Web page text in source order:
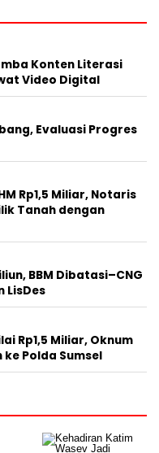
Konten Literasi
Video Digital
Evaluasi Progres
Rp1,5 Miliar, Notaris
Tanah dengan
BBM Dibatasi–CNG
LisDes
Rp1,5 Miliar, Oknum
Polda Sumsel